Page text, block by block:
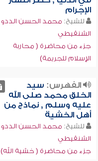
الإجرام
للشيخ: محمد الحسن الددو
الشنقيطي
جزء من محاضرة ( محاربة
الإسلام للجريمة)
الفهرس: سيد
الخلق محمد صلى الله
عليه وسلم , نماذج من
أهل الخشية
للشيخ: محمد الحسن الددو
الشنقيطي
جزء من محاضرة ( خشية الله)